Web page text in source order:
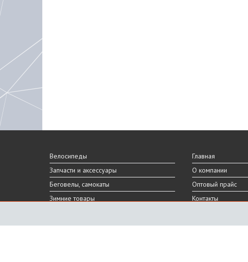
Велосипеды
Запчасти и аксессуары
Беговелы, самокаты
Зимние товары
Главная
О компании
Оптовый прайс
Контакты